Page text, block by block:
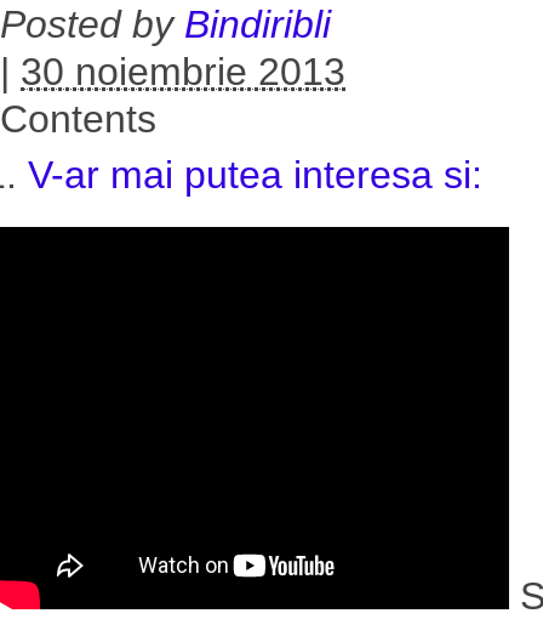
Posted by Bindiribli
| 30 noiembrie 2013
Contents
V-ar mai putea interesa si: